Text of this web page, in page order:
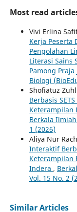
Most read
Vivi Erlina
Kerja Peserta
Pengolahan
Literasi Sains
Pamong Praja
Biologi
Shofiatuz
Berbasis
Keterampilan
Berkala
1 (2026)
Aliya Nur
Interaktif
Keterampilan
Indera ,
Vol. 15 No. 2
Similar Articles